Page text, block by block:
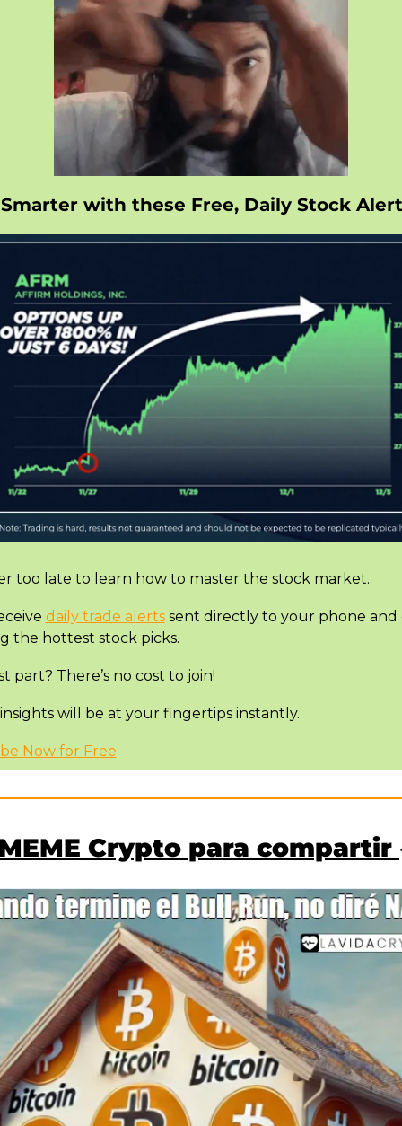
with these Free, Daily Stock
too late to learn how to master the stock market.
daily trade alerts sent directly to your phone and
the hottest stock picks.
part? There’s no cost to join!
will be at your fingertips instantly.
Now for Free
Crypto para compartir